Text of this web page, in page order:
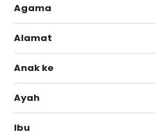
Agama
Alamat
Anak ke
Ayah
Ibu